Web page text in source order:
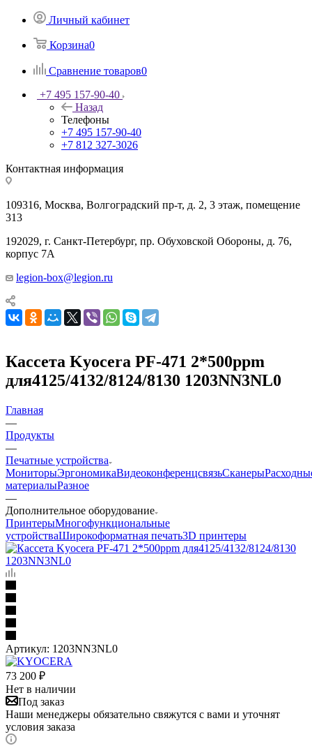
Личный кабинет
Корзина0
Сравнение товаров0
+7 495 157-90-40
Назад
Телефоны
+7 495 157-90-40
+7 812 327-3026
Контактная информация
109316, Москва, Волгоградский пр-т, д. 2, 3 этаж, помещение
313
192029, г. Санкт-Петербург, пр. Обуховской Обороны, д. 76,
корпус 7А
legion-box@legion.ru
Кассета Kyocera PF-471 2*500ppm
для4125/4132/8124/8130 1203NN3NL0
Главная
—
Продукты
—
Печатные устройства
МониторыЭргономикаВидеоконференцсвязьСканеры
материалыРазное
—
Дополнительное оборудование
ПринтерыМногофункциональные
устройстваШирокоформатная печать3D принтеры
Артикул: 1203NN3NL0
73 200 ₽
Нет в наличии
Под заказ
Наши менеджеры обязательно свяжутся с вами и уточнят
условия заказа